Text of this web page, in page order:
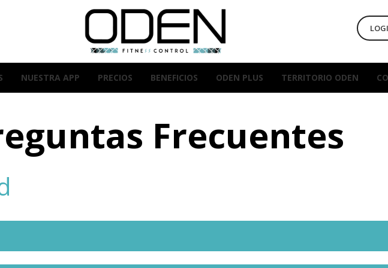
NUESTRA APP PRECIOS BENEFICIOS ODEN PLUS TERRITORIO ODEN
Frecuentes